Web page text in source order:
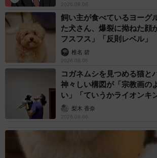
2026.08.06
飼い主が食べているヨーグ
た犬さん、爆裂に拗ねた顔
フスフス」「反則レベル」
椎名 碧
2026.08.06
コガネムシを見つめる猫と
神々しい構図が「宗教画
い」「ていうかライオンキ
梨木 香奈
2026.08.06